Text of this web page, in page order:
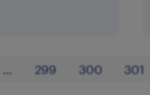
299 300 301